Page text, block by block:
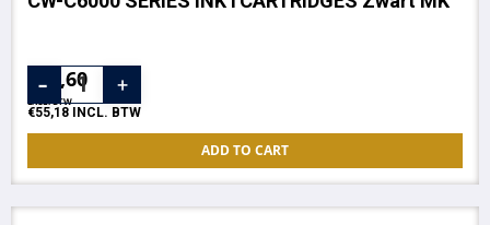
45,60
EXCL. BTW
€55,18 INCL. BTW
ADD TO CART